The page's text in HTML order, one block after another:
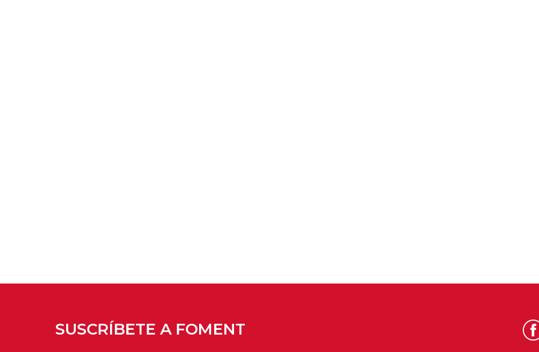
SUSCRÍBETE A FOMENT